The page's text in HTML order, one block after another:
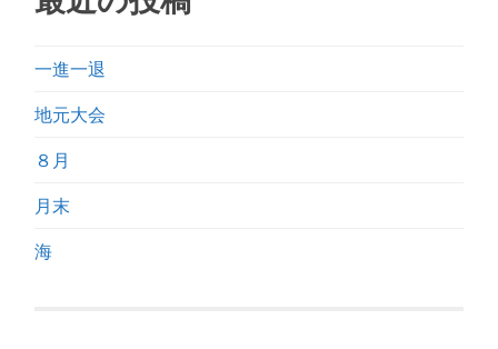
一進一退
地元大会
８月
月末
海